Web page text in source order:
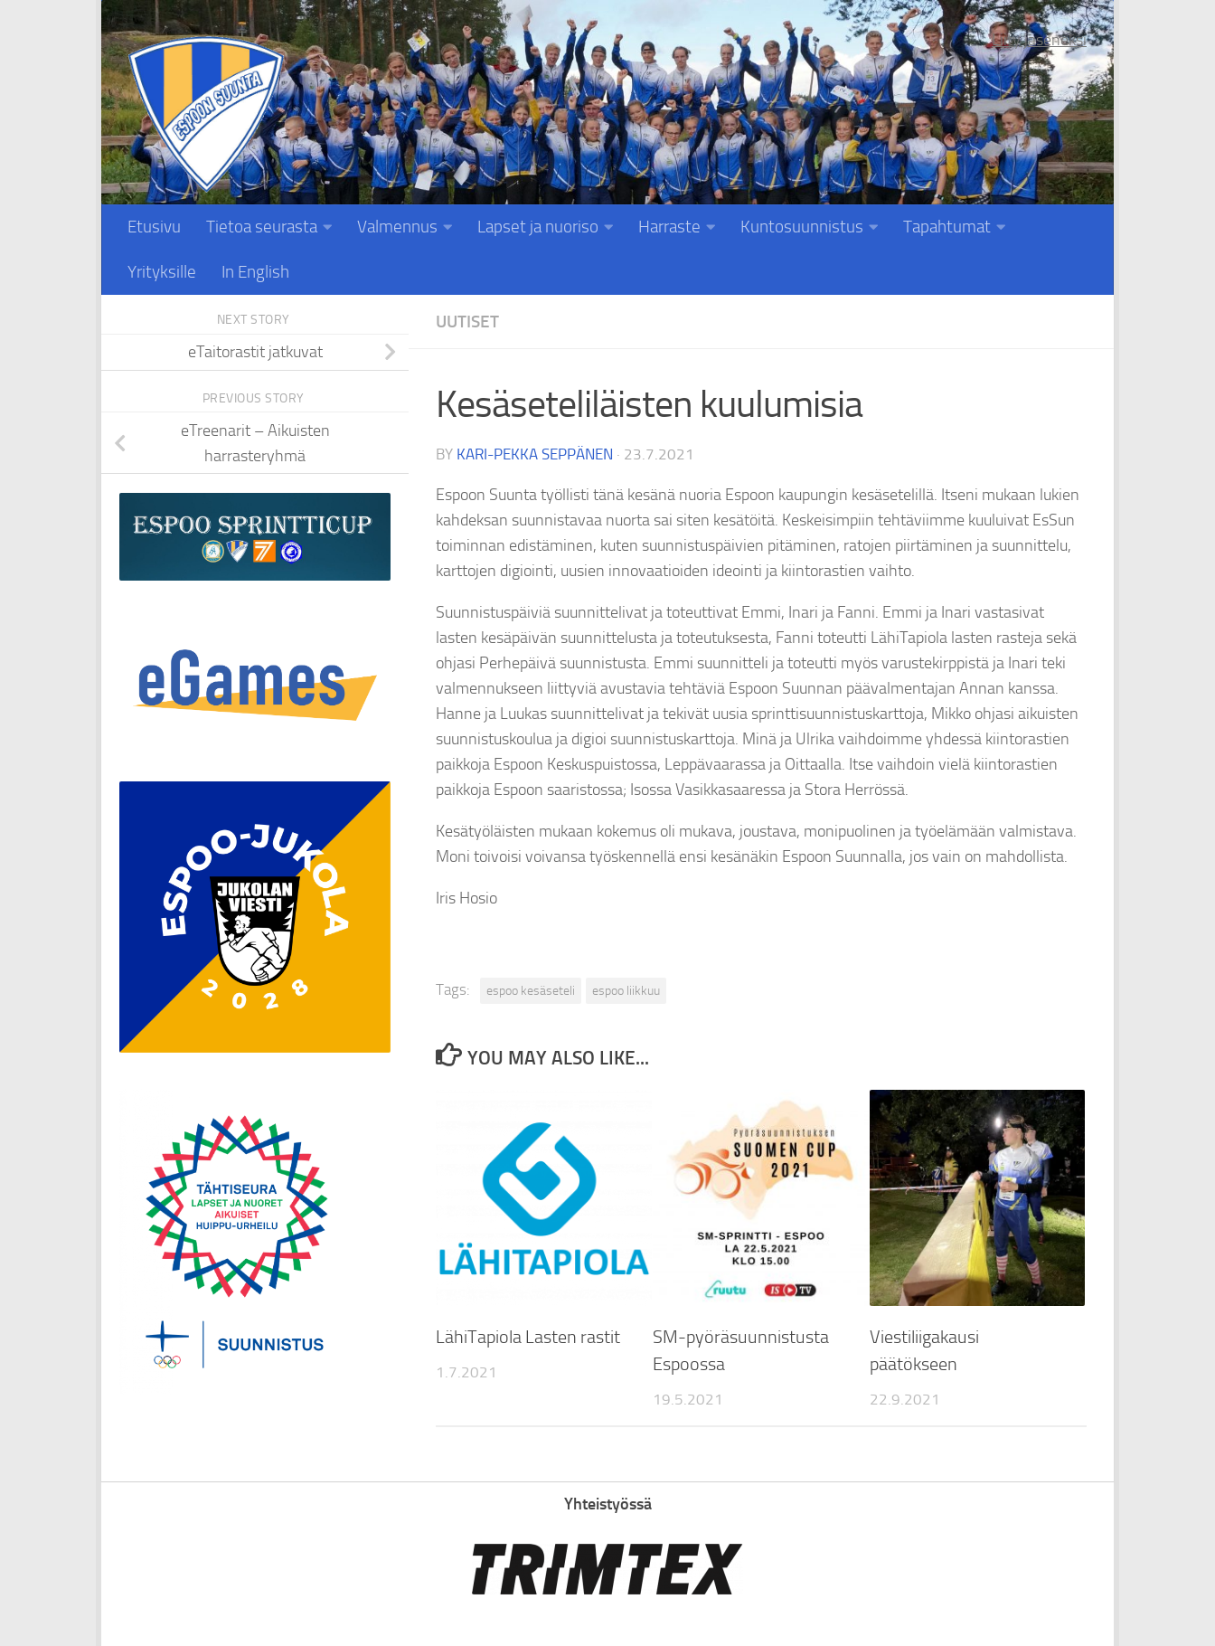
Skip to content
Liity jäseneksi
Etusivu Tietoa seurasta Valmennus Lapset ja nuoriso Harraste Kuntosuunnistus Tapahtumat
Yrityksille In English
UUTISET
Kesäseteliläisten kuulumisia
BY KARI-PEKKA SEPPÄNEN · 23.7.2021
Espoon Suunta työllisti tänä kesänä nuoria Espoon kaupungin kesäsetelillä. Itseni mukaan lukien
kahdeksan suunnistavaa nuorta sai siten kesätöitä. Keskeisimpiin tehtäviimme kuuluivat EsSun
toiminnan edistäminen, kuten suunnistuspäivien pitäminen, ratojen piirtäminen ja suunnittelu,
karttojen digiointi, uusien innovaatioiden ideointi ja kiintorastien vaihto.
Suunnistuspäiviä suunnittelivat ja toteuttivat Emmi, Inari ja Fanni. Emmi ja Inari vastasivat
lasten kesäpäivän suunnittelusta ja toteutuksesta, Fanni toteutti LähiTapiola lasten rasteja sekä
ohjasi Perhepäivä suunnistusta. Emmi suunnitteli ja toteutti myös varustekirppistä ja Inari teki
valmennukseen liittyviä avustavia tehtäviä Espoon Suunnan päävalmentajan Annan kanssa.
Hanne ja Luukas suunnittelivat ja tekivät uusia sprinttisuunnistuskarttoja, Mikko ohjasi aikuisten
suunnistuskoulua ja digioi suunnistuskarttoja. Minä ja Ulrika vaihdoimme yhdessä kiintorastien
paikkoja Espoon Keskuspuistossa, Leppävaarassa ja Oittaalla. Itse vaihdoin vielä kiintorastien
paikkoja Espoon saaristossa; Isossa Vasikkasaaressa ja Stora Herrössä.
Kesätyöläisten mukaan kokemus oli mukava, joustava, monipuolinen ja työelämään valmistava.
Moni toivoisi voivansa työskennellä ensi kesänäkin Espoon Suunnalla, jos vain on mahdollista.
Iris Hosio
Tags: espoo kesäseteli espoo liikkuu
YOU MAY ALSO LIKE...
LähiTapiola Lasten rastit
1.7.2021
SM-pyöräsuunnistusta
Espoossa
19.5.2021
Viestiliigakausi
päätökseen
22.9.2021
NEXT STORY
eTaitorastit jatkuvat
PREVIOUS STORY
eTreenarit – Aikuisten
harrasteryhmä
Yhteistyössä